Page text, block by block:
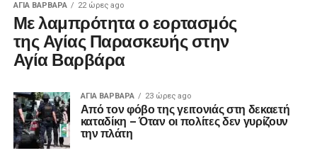
ΑΓΙΑ ΒΑΡΒΑΡΑ 22 ώρες ago
Με λαμπρότητα ο εορτασμός
της Αγίας Παρασκευής στην
Αγία Βαρβάρα
ΑΓΙΑ ΒΑΡΒΑΡΑ 23 ώρες ago
Από τον φόβο της γειτονιάς στη δεκαετή
καταδίκη – Όταν οι πολίτες δεν γυρίζουν
την πλάτη